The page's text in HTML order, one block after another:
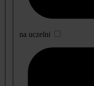
na uczelni